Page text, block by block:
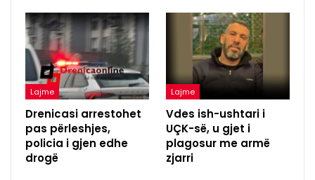
Lajme
Drenicasi arrestohet
pas përleshjes,
policia i gjen edhe
drogë
Lajme
Vdes ish-ushtari i
UÇK-së, u gjet i
plagosur me armë
zjarri